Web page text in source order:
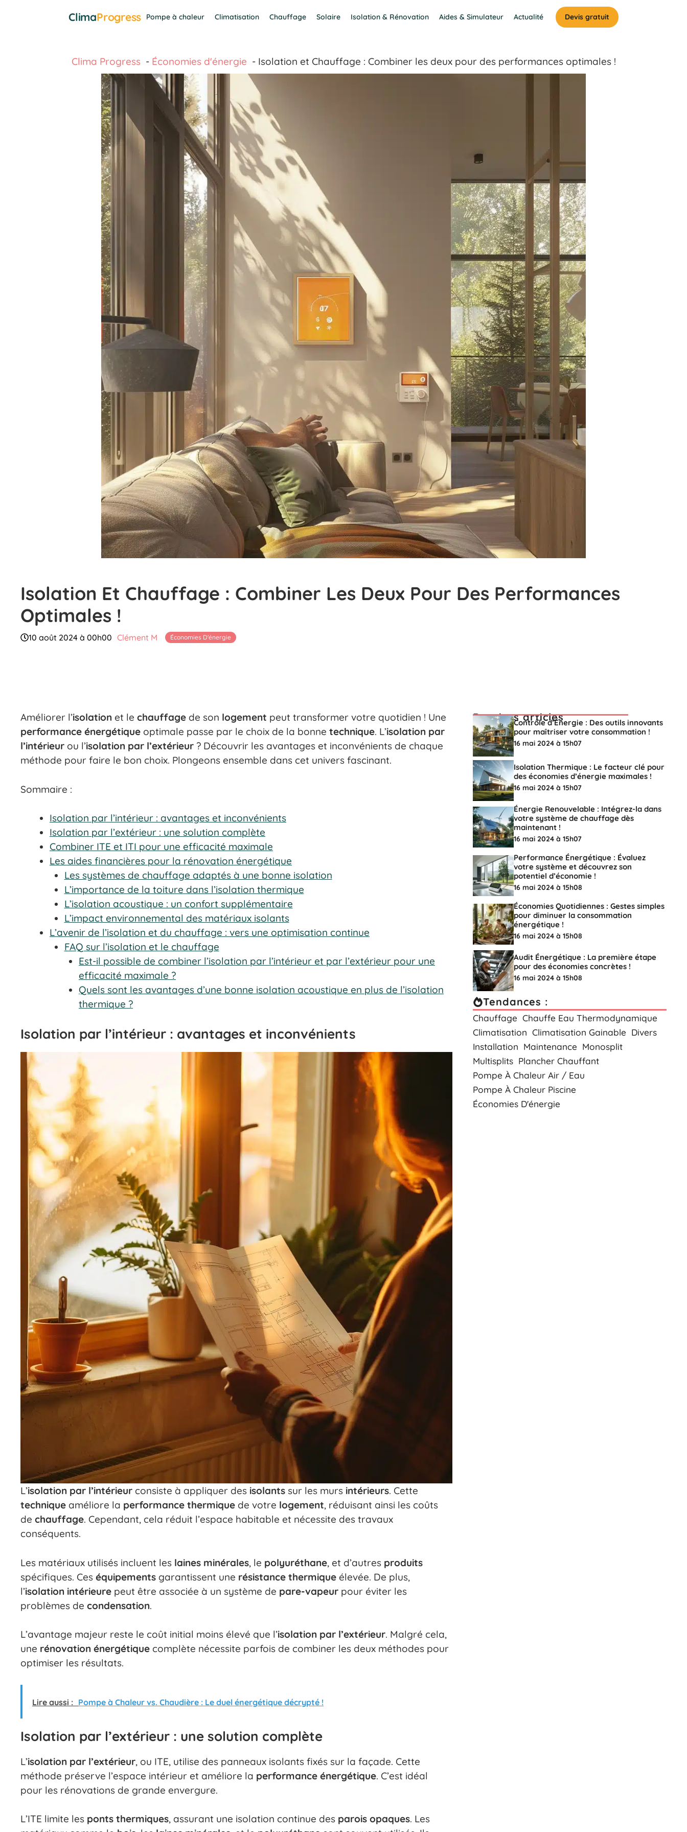
ClimaProgress Pompe à chaleur Climatisation Chauffage Solaire Isolation & Rénovation Aides & Simulateur Actualité Devis gratuit
Clima Progress Économies d'énergie Isolation et Chauffage : Combiner les deux pour des performances optimales !
Isolation Et Chauffage : Combiner Les Deux Pour Des Performances
Optimales !
10 août 2024 à 00h00 Clément M Économies D'énergie
Améliorer l’isolation et le chauffage de son logement peut transformer votre quotidien ! Une
performance énergétique optimale passe par le choix de la bonne technique. L’isolation par
l’intérieur ou l’isolation par l’extérieur ? Découvrir les avantages et inconvénients de chaque
méthode pour faire le bon choix. Plongeons ensemble dans cet univers fascinant.
Sommaire :
Isolation par l’intérieur : avantages et inconvénients
Isolation par l’extérieur : une solution complète
Combiner ITE et ITI pour une efficacité maximale
Les aides financières pour la rénovation énergétique
Les systèmes de chauffage adaptés à une bonne isolation
L’importance de la toiture dans l’isolation thermique
L’isolation acoustique : un confort supplémentaire
L’impact environnemental des matériaux isolants
L’avenir de l’isolation et du chauffage : vers une optimisation continue
FAQ sur l’isolation et le chauffage
Est-il possible de combiner l’isolation par l’intérieur et par l’extérieur pour une
efficacité maximale ?
Quels sont les avantages d’une bonne isolation acoustique en plus de l’isolation
thermique ?
Isolation par l’intérieur : avantages et inconvénients
L’isolation par l’intérieur consiste à appliquer des isolants sur les murs intérieurs. Cette
technique améliore la performance thermique de votre logement, réduisant ainsi les coûts
de chauffage. Cependant, cela réduit l’espace habitable et nécessite des travaux
conséquents.
Les matériaux utilisés incluent les laines minérales, le polyuréthane, et d’autres produits
spécifiques. Ces équipements garantissent une résistance thermique élevée. De plus,
l’isolation intérieure peut être associée à un système de pare-vapeur pour éviter les
problèmes de condensation.
L’avantage majeur reste le coût initial moins élevé que l’isolation par l’extérieur. Malgré cela,
une rénovation énergétique complète nécessite parfois de combiner les deux méthodes pour
optimiser les résultats.
Lire aussi : Pompe à Chaleur vs. Chaudière : Le duel énergétique décrypté !
Isolation par l’extérieur : une solution complète
L’isolation par l’extérieur, ou ITE, utilise des panneaux isolants fixés sur la façade. Cette
méthode préserve l’espace intérieur et améliore la performance énergétique. C’est idéal
pour les rénovations de grande envergure.
L’ITE limite les ponts thermiques, assurant une isolation continue des parois opaques. Les
Derniers articles
Contrôle d’Énergie : Des outils innovants
pour maîtriser votre consommation !
16 mai 2024 à 15h07
Isolation Thermique : Le facteur clé pour
des économies d’énergie maximales !
16 mai 2024 à 15h07
Énergie Renouvelable : Intégrez-la dans
votre système de chauffage dès
maintenant !
16 mai 2024 à 15h07
Performance Énergétique : Évaluez
votre système et découvrez son
potentiel d’économie !
16 mai 2024 à 15h08
Économies Quotidiennes : Gestes simples
pour diminuer la consommation
énergétique !
16 mai 2024 à 15h08
Audit Énergétique : La première étape
pour des économies concrètes !
16 mai 2024 à 15h08
Tendances :
Chauffage Chauffe Eau Thermodynamique
Climatisation Climatisation Gainable Divers
Installation Maintenance Monosplit
Multisplits Plancher Chauffant
Pompe À Chaleur Air / Eau
Pompe À Chaleur Piscine
Économies D'énergie